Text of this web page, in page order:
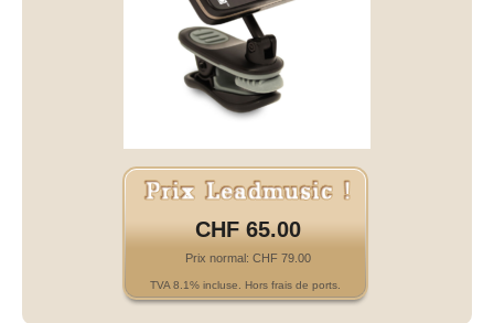
CHF 65.00
Prix normal: CHF 79.00
TVA 8.1% incluse. Hors frais de ports.